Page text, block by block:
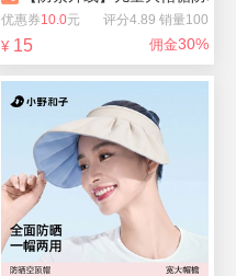
优惠券10.0元 评分4.89 销量100
¥ 15 佣金30%